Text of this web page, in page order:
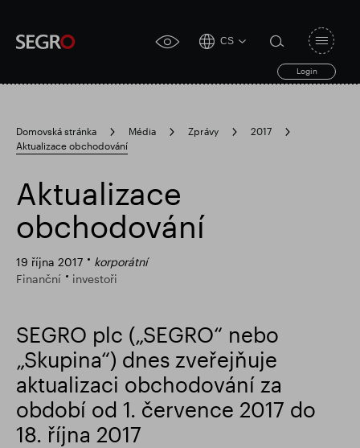
accessibility
CS
Login
search
form
Submit
search
Search
Populární vyhledávání
Finanční výsledky Aktualizace obchodování
toggle
Domovská stránka Média Zprávy
2017
Aktualizace obchodování
Aktualizace
obchodování
19 října 2017
korporátní
Finanční
investoři
SEGRO plc („SEGRO“ nebo
„Skupina“) dnes zveřejňuje
aktualizaci obchodování za
období od 1. července 2017 do
18. října 2017